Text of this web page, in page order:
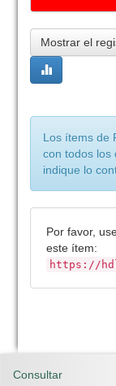
Mostrar el
Los ítems de
con todos los
indique lo
Por favor,
este ítem:
https://
Consultar